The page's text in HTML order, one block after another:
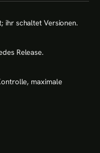
ihr schaltet Versionen.
Release.
maximale